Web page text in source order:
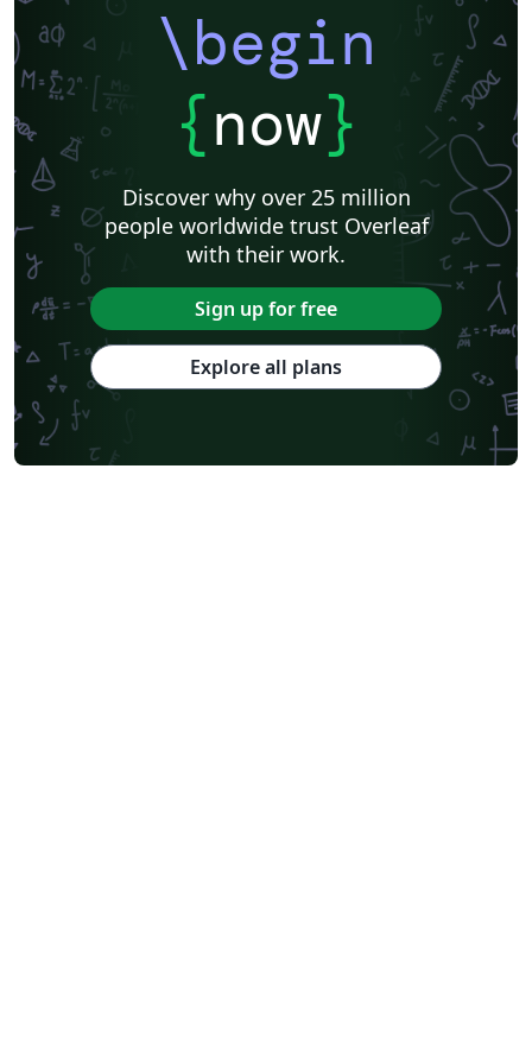
\begin
{now}
Discover why over 25 million
people worldwide trust Overleaf
with their work.
Sign up for free
Explore all plans